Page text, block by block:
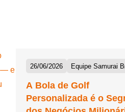
26/06/2026 Equipe Samurai
A Bola de Golf
Personalizada é o